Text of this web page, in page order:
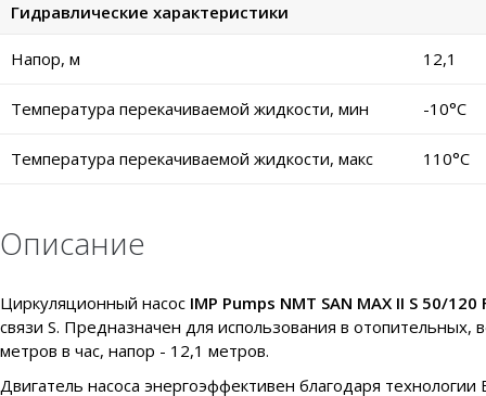
Гидравлические характеристики
Напор, м 12,1
Температура перекачиваемой жидкости, мин -10°C
Температура перекачиваемой жидкости, макс 110°C
Описание
Циркуляционный насос IMP Pumps NMT SAN MAX II S 50/120
связи S. Предназначен для использования в
метров в час, напор - 12,1 метров.
Двигатель насоса энергоэффективен благодаря